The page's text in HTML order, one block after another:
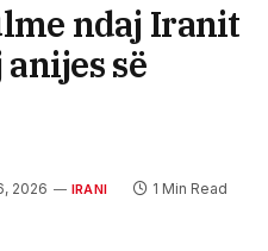
ndaj Iranit
së
2026 IRANI 1 Min Read